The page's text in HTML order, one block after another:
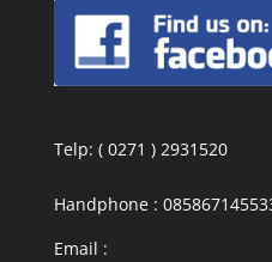
Telp: ( 0271 ) 2931520
Handphone :
Email :